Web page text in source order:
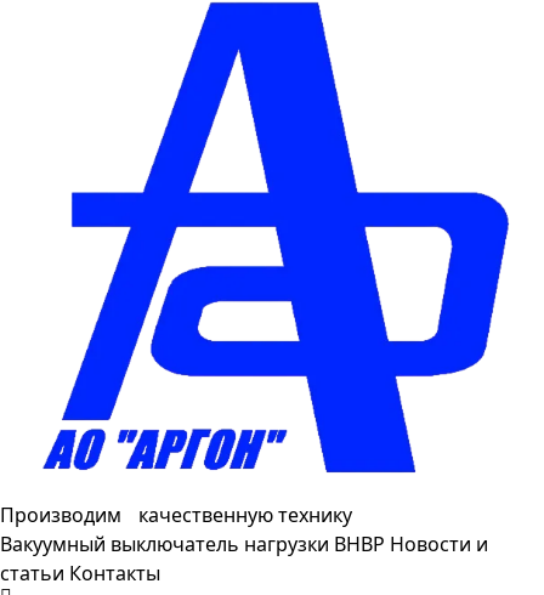
Производим качественную технику
Вакуумный выключатель нагрузки ВНВР Новости и
статьи Контакты